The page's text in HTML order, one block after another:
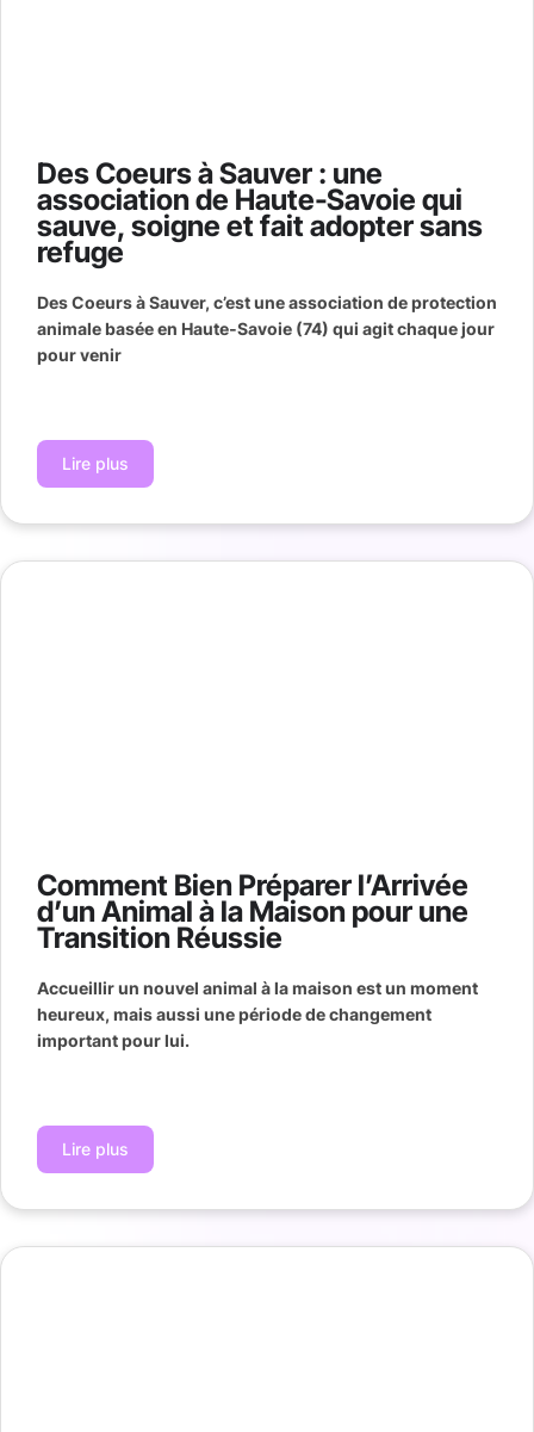
Des Coeurs à Sauver : une
association de Haute‑Savoie qui
sauve, soigne et fait adopter sans
refuge
Des Coeurs à Sauver, c’est une association de protection
animale basée en Haute‑Savoie (74) qui agit chaque jour
pour venir
Lire plus
Comment Bien Préparer l’Arrivée
d’un Animal à la Maison pour une
Transition Réussie
Accueillir un nouvel animal à la maison est un moment
heureux, mais aussi une période de changement
important pour lui.
Lire plus